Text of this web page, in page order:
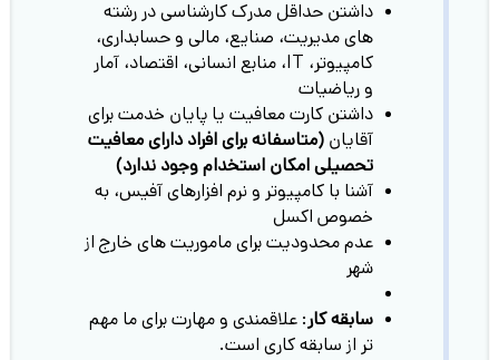
داشتن حداقل مدرک کارشناسی در رشته
های مدیریت، صنایع، مالی و حسابداری،
کامپیوتر، IT، منابع انسانی، اقتصاد، آمار
و ریاضیات
داشتن کارت معافیت یا پایان خدمت برای
آقایان (متاسفانه برای افراد دارای معافیت
تحصیلی امکان استخدام وجود ندارد)
آشنا با کامپیوتر و نرم افزارهای آفیس، به
خصوص اکسل
عدم محدودیت برای ماموریت های خارج از
شهر
سابقه کار: علاقمندی و مهارت برای ما مهم
تر از سابقه کاری است.